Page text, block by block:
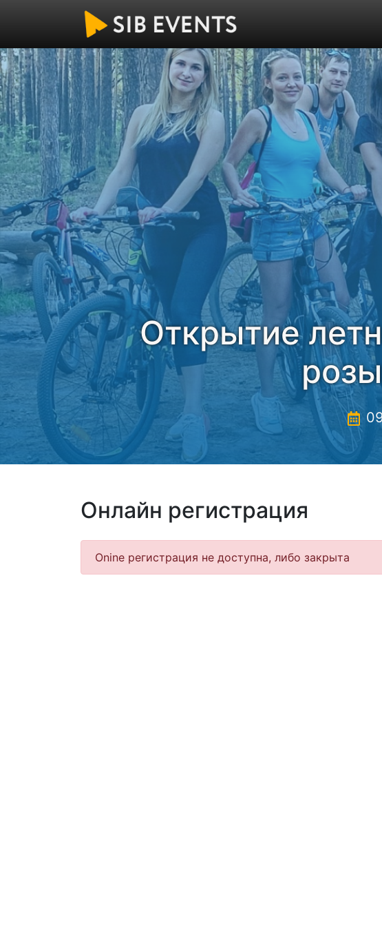
Открытие
Онлайн регистрация
Onine регистрация не доступна, либо закрыта